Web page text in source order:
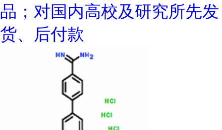
品；对国内高校及研究所先发
货、后付款